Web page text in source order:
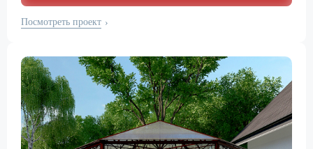
Посмотреть проект ›